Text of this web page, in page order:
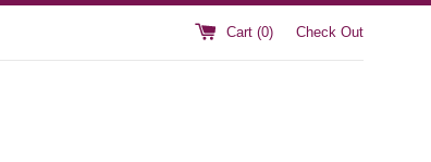
Cart (0) Check Out